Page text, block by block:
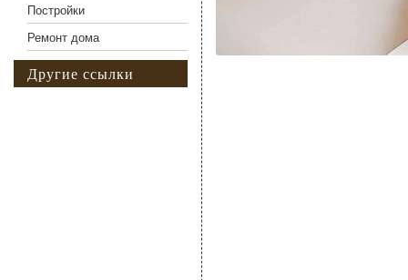
Постройки
Ремонт дома
Другие ссылки